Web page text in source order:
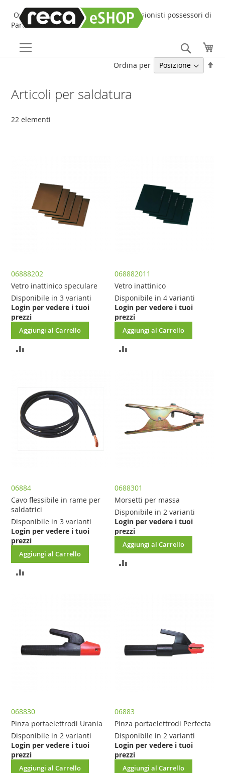
Online Shop online dedicato ai professionisti possessori di
Partita IVA!
Search
Articoli per saldatura
22 elementi
Ordina per
06888202
Vetro inattinico speculare
Disponibile in 3 varianti
Login per vedere i tuoi
prezzi
Aggiungi al Carrello
AGGIUNGI
068882011
Vetro inattinico
Disponibile in 4 varianti
Login per vedere i tuoi
prezzi
Aggiungi al Carrello
06884
Cavo flessibile in rame per
saldatrici
Disponibile in 3 varianti
Login per vedere i tuoi
prezzi
Aggiungi al Carrello
AGGIUNGI
0688301
Morsetti per massa
Disponibile in 2 varianti
Login per vedere i tuoi
prezzi
Aggiungi al Carrello
068830
Pinza portaelettrodi Urania
Disponibile in 2 varianti
Login per vedere i tuoi
prezzi
Aggiungi al Carrello
06883
Pinza portaelettrodi Perfecta
Disponibile in 2 varianti
Login per vedere i tuoi
prezzi
Aggiungi al Carrello